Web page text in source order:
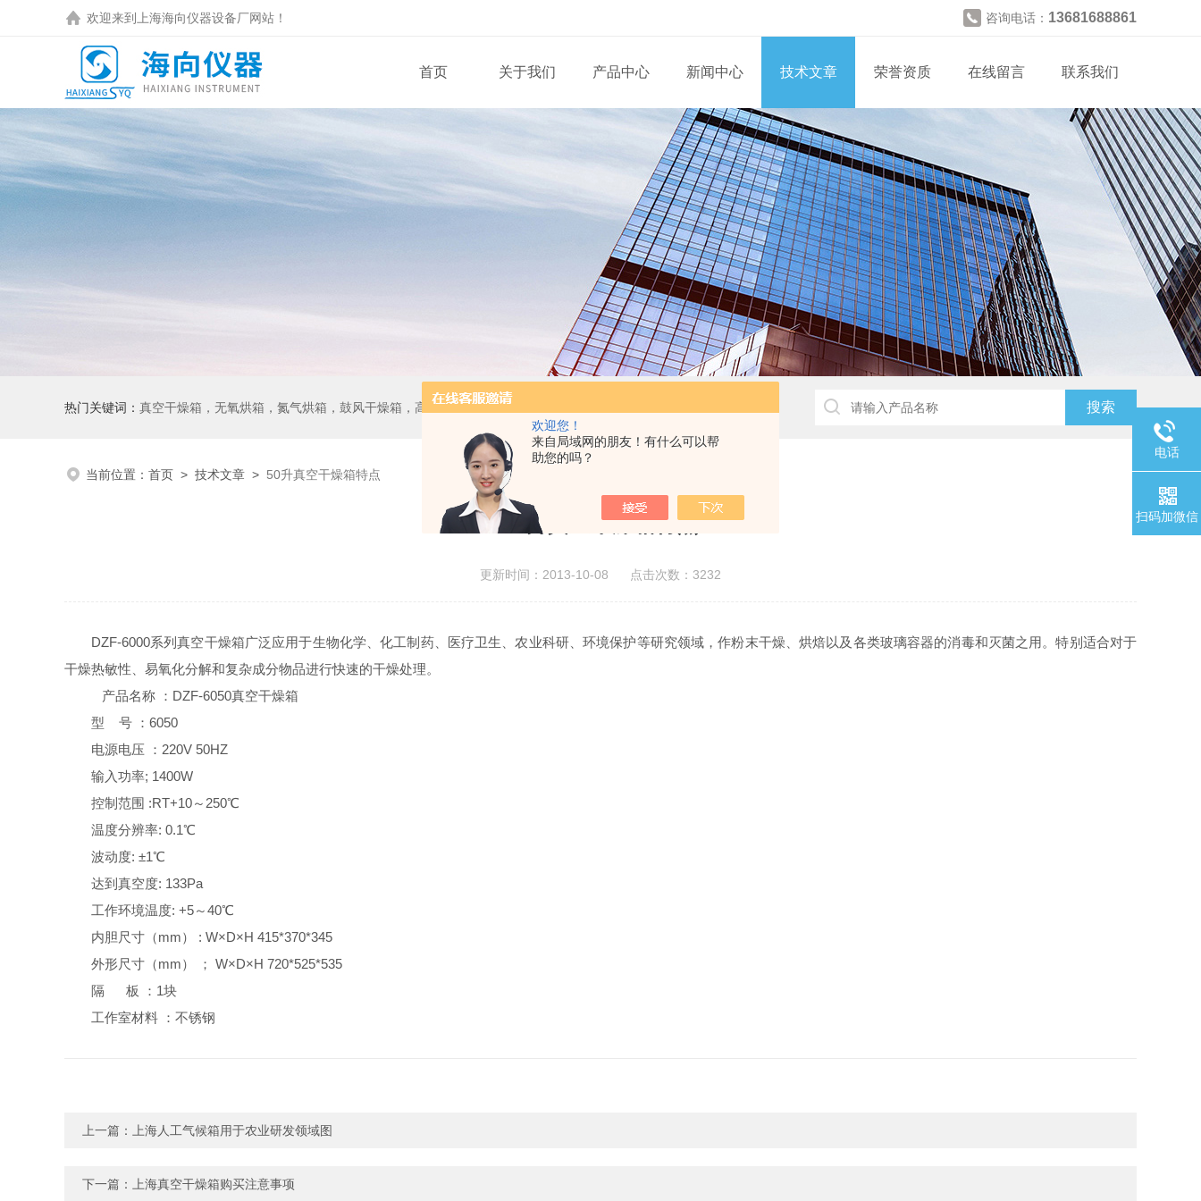
欢迎您！
来自局域网的朋友！有什么可以帮
助您的吗？
欢迎来到 上海海向仪器设备厂网站！ 咨询电话： 13681688861
首页 关于我们 产品中心 新闻中心 技术文章 荣誉资质 在线留言 联系我们
热门关键词： 真空干燥箱，无氧烘箱，氮气烘箱，鼓风干燥箱，高温烘箱，二氧化碳培养箱、生化培养箱、三气培养箱、恒温恒湿箱、高低温试验箱
当前位置： 首页 > 技术文章 > 50升真空干燥箱特点
50升真空干燥箱特点
更新时间：2013-10-08 点击次数：3232
DZF-6000系列真空干燥箱广泛应用于生物化学、化工制药、医疗卫生、农业科研、环境保护等研究领域，作粉末干燥、烘焙以及各类玻璃容器的消毒和灭菌之用。特别适合对于
干燥热敏性、易氧化分解和复杂成分物品进行快速的干燥处理。
产品名称 ：DZF-6050真空干燥箱
型 号 ：6050
电源电压 ：220V 50HZ
输入功率; 1400W
控制范围 :RT+10～250℃
温度分辨率: 0.1℃
波动度: ±1℃
达到真空度: 133Pa
工作环境温度: +5～40℃
内胆尺寸（mm） : W×D×H 415*370*345
外形尺寸（mm） ； W×D×H 720*525*535
隔 板 ：1块
工作室材料 ：不锈钢
上一篇： 上海人工气候箱用于农业研发领域图
下一篇： 上海真空干燥箱购买注意事项
电话
扫码加微信